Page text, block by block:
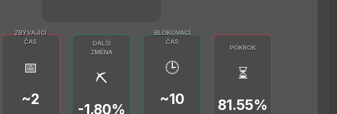
ZBÝVAJÍCÍ
ČAS
📅
~2
DALŠÍ
ZMĚNA
⛏️
-1.80%
BLOKOVACÍ
ČAS
🕒
~10
POKROK
⏳
81.55%